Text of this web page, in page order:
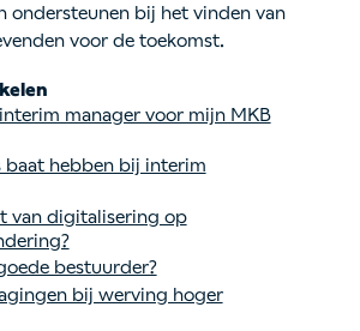
ondersteunen bij het vinden van
voor de toekomst.
manager voor mijn MKB
baat hebben bij interim
van digitalisering op
bestuurder?
bij werving hoger